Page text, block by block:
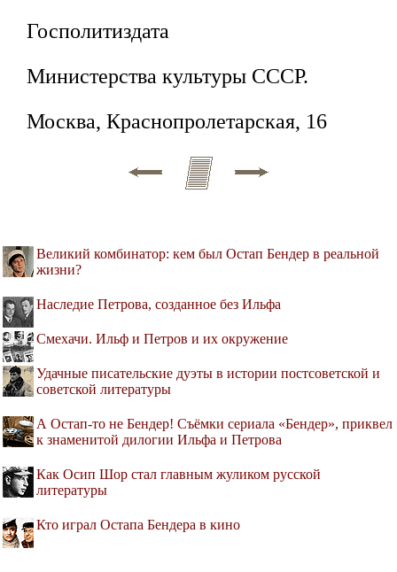
Госполитиздата
Министерства культуры СССР.
Москва, Краснопролетарская, 16
Великий комбинатор: кем был Остап Бендер в реальной
жизни?
Наследие Петрова, созданное без Ильфа
Смехачи. Ильф и Петров и их окружение
Удачные писательские дуэты в истории постсоветской и
советской литературы
А Остап-то не Бендер! Cъёмки сериала «Бендер», приквел
к знаменитой дилогии Ильфа и Петрова
Как Осип Шор стал главным жуликом русской
литературы
Кто играл Остапа Бендера в кино